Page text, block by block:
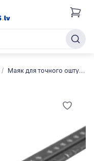
Маяк для точного оштукатуривания 10 мм